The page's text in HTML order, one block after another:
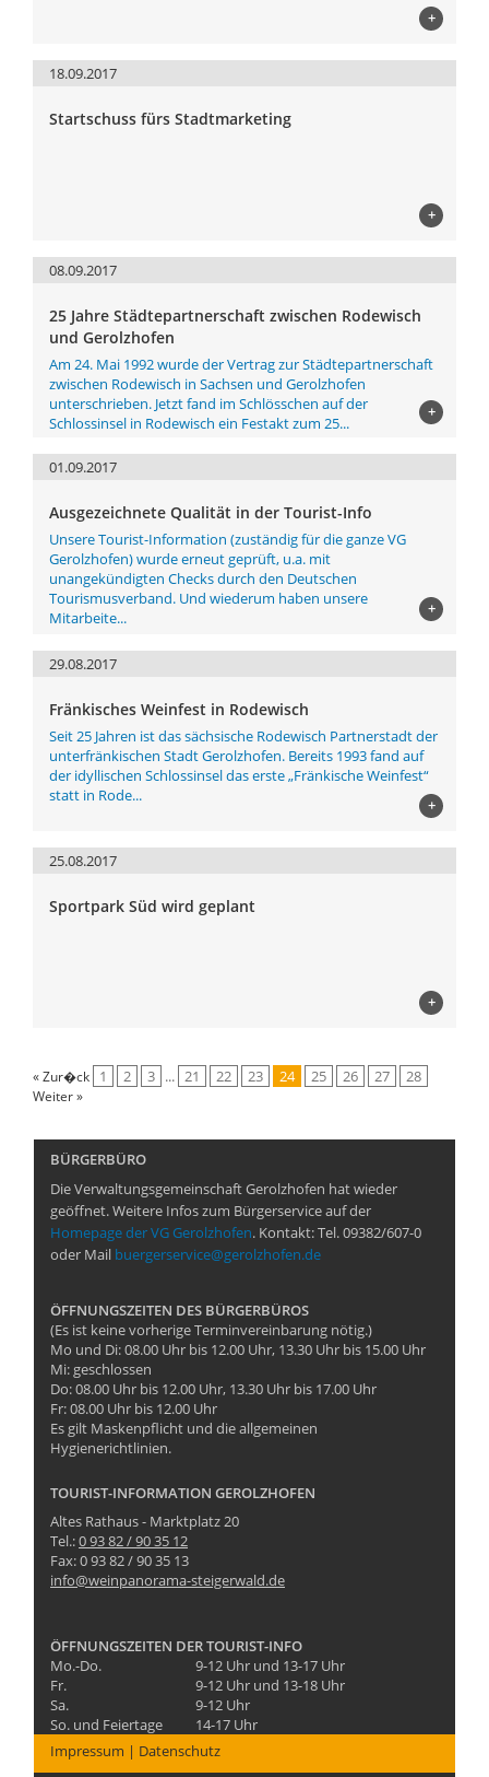
+
18.09.2017
Startschuss fürs Stadtmarketing
+
08.09.2017
25 Jahre Städtepartnerschaft zwischen Rodewisch
und Gerolzhofen
Am 24. Mai 1992 wurde der Vertrag zur Städtepartnerschaft
zwischen Rodewisch in Sachsen und Gerolzhofen
unterschrieben. Jetzt fand im Schlösschen auf der
Schlossinsel in Rodewisch ein Festakt zum 25...
+
01.09.2017
Ausgezeichnete Qualität in der Tourist-Info
Unsere Tourist-Information (zuständig für die ganze VG
Gerolzhofen) wurde erneut geprüft, u.a. mit
unangekündigten Checks durch den Deutschen
Tourismusverband. Und wiederum haben unsere
Mitarbeite...
+
29.08.2017
Fränkisches Weinfest in Rodewisch
Seit 25 Jahren ist das sächsische Rodewisch Partnerstadt der
unterfränkischen Stadt Gerolzhofen. Bereits 1993 fand auf
der idyllischen Schlossinsel das erste „Fränkische Weinfest“
statt in Rode...
+
25.08.2017
Sportpark Süd wird geplant
+
« Zur�ck 1 2 3 ... 21 22 23 24 25 26 27 28
Weiter »
BÜRGERBÜRO
Die Verwaltungsgemeinschaft Gerolzhofen hat wieder
geöffnet. Weitere Infos zum Bürgerservice auf der
Homepage der VG Gerolzhofen. Kontakt: Tel. 09382/607-0
oder Mail buergerservice@gerolzhofen.de
ÖFFNUNGSZEITEN DES BÜRGERBÜROS
(Es ist keine vorherige Terminvereinbarung nötig.)
Mo und Di: 08.00 Uhr bis 12.00 Uhr, 13.30 Uhr bis 15.00 Uhr
Mi: geschlossen
Do: 08.00 Uhr bis 12.00 Uhr, 13.30 Uhr bis 17.00 Uhr
Fr: 08.00 Uhr bis 12.00 Uhr
Es gilt Maskenpflicht und die allgemeinen
Hygienerichtlinien.
TOURIST-INFORMATION GEROLZHOFEN
Altes Rathaus - Marktplatz 20
Tel.:0 93 82 / 90 35 12
Fax: 0 93 82 / 90 35 13
info@weinpanorama-steigerwald.de
ÖFFNUNGSZEITEN DER TOURIST-INFO
Mo.-Do.
9-12 Uhr und 13-17 Uhr
Fr.
9-12 Uhr und 13-18 Uhr
Sa.
9-12 Uhr
So. und Feiertage
14-17 Uhr
Impressum | Datenschutz